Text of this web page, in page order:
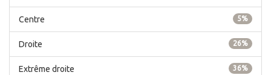
5%
Centre
26%
Droite
36%
Extrême droite